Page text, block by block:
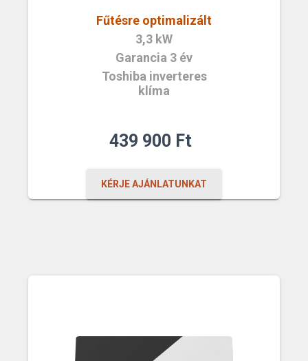
Fűtésre optimalizált
3,3 kW
Garancia 3 év
Toshiba inverteres
klíma
439 900 Ft
KÉRJE AJÁNLATUNKAT